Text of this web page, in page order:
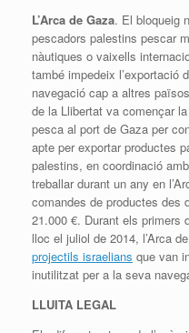
L’Arca de Gaza. El bloqueig
pescadors palestins pescar
nàutiques o vaixells
també impedeix l’exportació
navegació cap a altres
de la Llibertat va començar
pesca al port de Gaza per
apte per exportar productes
palestins, en coordinació
treballar durant un any en
comandes de productes des
21.000 €. Durant els primers
lloc el juliol de 2014, l’Arca
projectils israelians que van
inutilitzat per a la seva
LLUITA LEGAL